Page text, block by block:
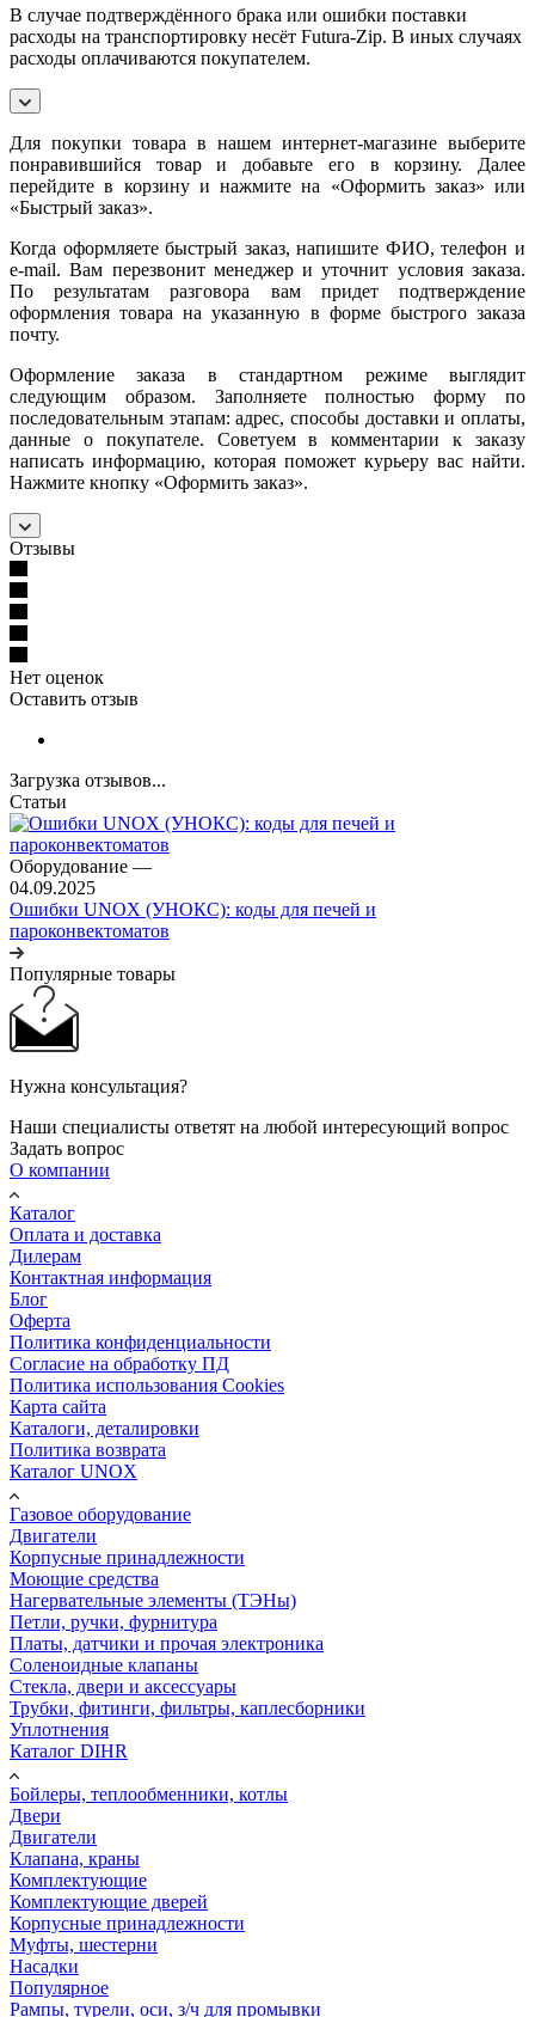
В случае подтверждённого брака или ошибки поставки
расходы на транспортировку несёт Futura-Zip. В иных случаях
расходы оплачиваются покупателем.
Для покупки товара в нашем интернет-магазине выберите
понравившийся товар и добавьте его в корзину. Далее
перейдите в корзину и нажмите на «Оформить заказ» или
«Быстрый заказ».
Когда оформляете быстрый заказ, напишите ФИО, телефон и
e-mail. Вам перезвонит менеджер и уточнит условия заказа.
По результатам разговора вам придет подтверждение
оформления товара на указанную в форме быстрого заказа
почту.
Оформление заказа в стандартном режиме выглядит
следующим образом. Заполняете полностью форму по
последовательным этапам: адрес, способы доставки и оплаты,
данные о покупателе. Советуем в комментарии к заказу
написать информацию, которая поможет курьеру вас найти.
Нажмите кнопку «Оформить заказ».
Отзывы
Нет оценок
Оставить отзыв
Загрузка отзывов...
Статьи
Оборудование —
04.09.2025
Ошибки UNOX (УНОКС): коды для печей и
пароконвектоматов
Популярные товары
Нужна консультация?
Наши специалисты ответят на любой интересующий вопрос
Задать вопрос
О компании
Каталог
Оплата и доставка
Дилерам
Контактная информация
Блог
Оферта
Политика конфиденциальности
Согласие на обработку ПД
Политика использования Cookies
Карта сайта
Каталоги, деталировки
Политика возврата
Каталог UNOX
Газовое оборудование
Двигатели
Корпусные принадлежности
Моющие средства
Нагервательные элементы (ТЭНы)
Петли, ручки, фурнитура
Платы, датчики и прочая электроника
Соленоидные клапаны
Стекла, двери и аксессуары
Трубки, фитинги, фильтры, каплесборники
Уплотнения
Каталог DIHR
Бойлеры, теплообменники, котлы
Двери
Двигатели
Клапана, краны
Комплектующие
Комплектующие дверей
Корпусные принадлежности
Муфты, шестерни
Насадки
Популярное
Рампы, турели, оси, з/ч для промывки